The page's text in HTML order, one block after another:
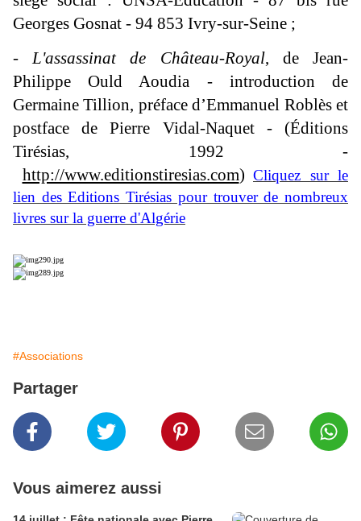
Georges Gosnat - 94 853 Ivry-sur-Seine ;
- L'assassinat de Château-Royal, de Jean-
Philippe Ould Aoudia - introduction de
Germaine Tillion, préface d’Emmanuel Roblès et
postface de Pierre Vidal-Naquet - (Éditions
Tirésias, 1992 -
http://www.editionstiresias.com) Cliquez sur le
lien des Editions Tirésias pour trouver de nombreux
livres sur la guerre d'Algérie
#Associations
Partager
Vous aimerez aussi